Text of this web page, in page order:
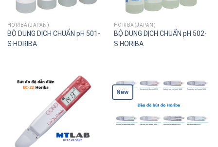
HORIBA(JAPAN)
BỘ DUNG DỊCH CHUẨN pH 501-
S HORIBA
HORIBA(JAPAN)
BỘ DUNG DỊCH CHUẨN pH 502-
S HORIBA
New